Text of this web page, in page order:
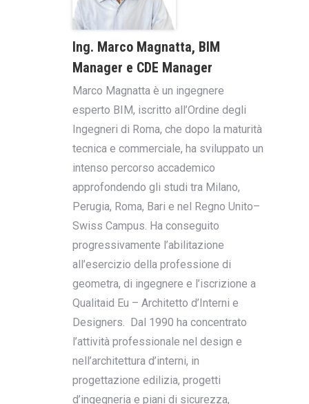
Ing. Marco Magnatta, BIM
Manager e CDE Manager
Marco Magnatta è un ingegnere
esperto BIM, iscritto all’Ordine degli
Ingegneri di Roma, che dopo la maturità
tecnica e commerciale, ha sviluppato un
intenso percorso accademico
approfondendo gli studi tra Milano,
Perugia, Roma, Bari e nel Regno Unito–
Swiss Campus. Ha conseguito
progressivamente l’abilitazione
all’esercizio della professione di
geometra, di ingegnere e l’iscrizione a
Qualitaid Eu – Architetto d’Interni e
Designers. Dal 1990 ha concentrato
l’attività professionale nel design e
nell’architettura d’interni, in
progettazione edilizia, progetti
d’ingegneria e piani di sicurezza,